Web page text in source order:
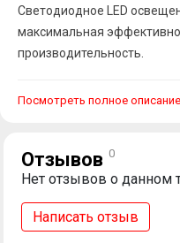
Светодиодное LED
максимальная
производительность.
Посмотреть полное описание
Отзывов 0
Нет отзывов о данном
Написать отзыв